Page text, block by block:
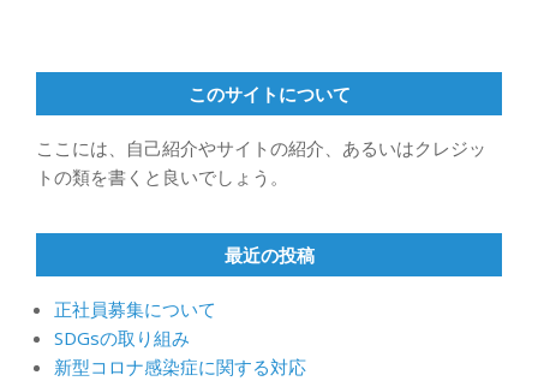
このサイトについて
ここには、自己紹介やサイトの紹介、あるいはクレジッ
トの類を書くと良いでしょう。
最近の投稿
正社員募集について
SDGsの取り組み
新型コロナ感染症に関する対応